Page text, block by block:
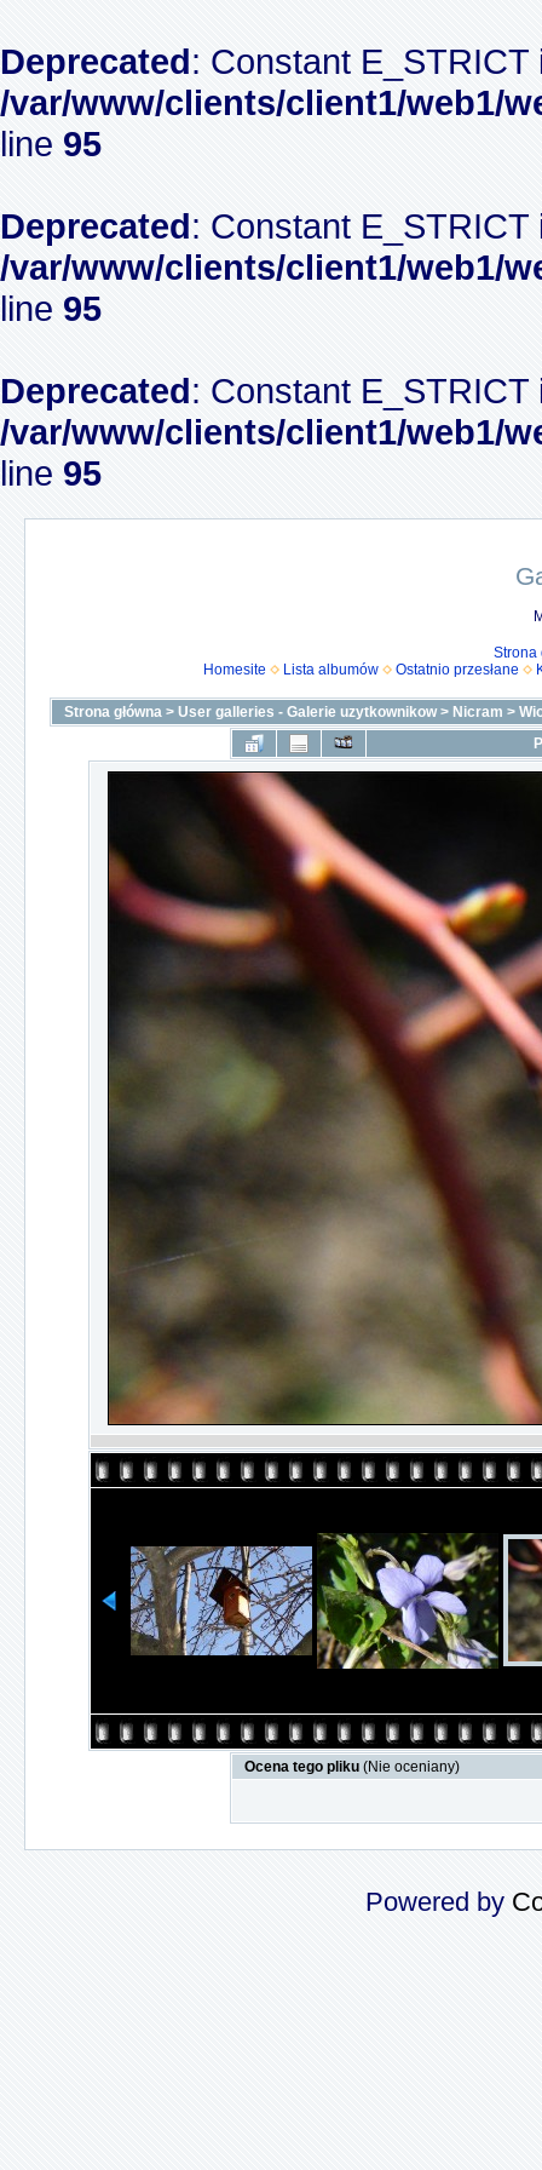
Deprecated: Constant
/var/www/clients/client1/web1/
line 95
Deprecated: Constant
/var/www/clients/client1/web1/
line 95
Deprecated: Constant
/var/www/clients/client1/web1/
line 95
Strona
Homesite
Lista albumów Ostatnio przesłane
Strona główna > User galleries - Galerie uzytkownikow> Nicram >
Ocena tego pliku (Nie oceniany)
Powered by